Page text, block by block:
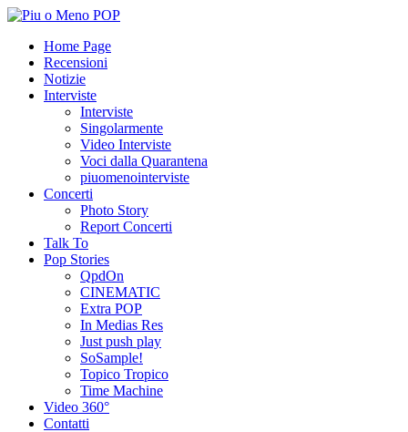
Home Page
Recensioni
Notizie
Interviste
Interviste
Singolarmente
Video Interviste
Voci dalla Quarantena
piuomenointerviste
Concerti
Photo Story
Report Concerti
Talk To
Pop Stories
QpdOn
CINEMATIC
Extra POP
In Medias Res
Just push play
SoSample!
Topico Tropico
Time Machine
Video 360°
Contatti